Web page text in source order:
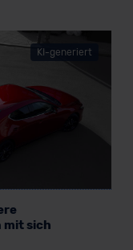
KI-generiert
mit sich